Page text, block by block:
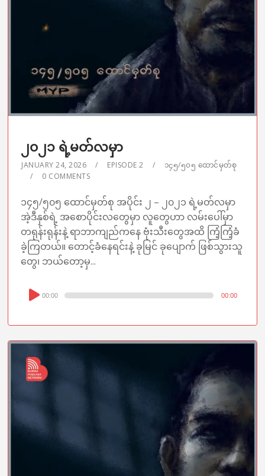
၂၀၂၁ ရဲ့မတ်လမှာ
JANUARY 24, 2026 EPISODE 2
၁၄၅/၅၀၅ ထောင်မှတ်စု
0 COMMENTS
၁၄၅/၅၀၅ ထောင်မှတ်စု အပိုင်း ၂ – ၂၀၂၁ ရဲ့မတ်လမှာ
အဲ့ဒီနှစ်ရဲ့ အစောပိုင်းလတွေမှာ လူတွေဟာ လမ်းပေါ်မှာ
တရုန်းရုန်းနဲ့ ရာဘာကျည်ကနေ ဗုံးသီးတွေအထိ ကြံ့ကြံ့ခံ
ခဲ့ကြတယ်။ တောင့်ခံနေရင်းနဲ့ ခုမြင် ခုပျောက် ဖြစ်သွားသူ
တွေ၊ ဘယ်တော့မှ...
Audio
Player
00:00 00:00